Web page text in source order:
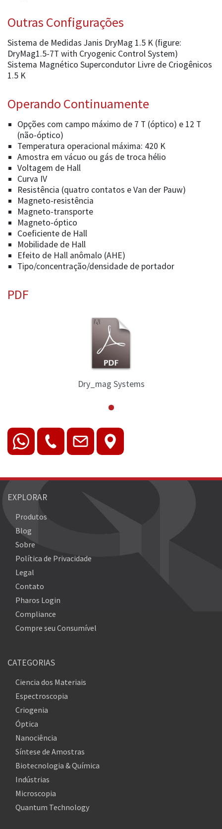
Outras Configurações
Sistema de Medidas Janis DryMag 1.5 K (figure:
DryMag1.5-7T with Cryogenic Control System)
Sistema Magnético Supercondutor Livre de Criogênicos
1.5 K
Operando Continuamente
Opções com campo máximo de 7 T (óptico) e 12 T
(não-óptico)
Temperatura operacional máxima: 420 K
Amostra em vácuo ou gás de troca hélio
Voltagem de Hall
Curva IV
Resistência (quatro contatos e Van der Pauw)
Magneto-resistência
Magneto-transporte
Magneto-óptico
Coeficiente de Hall
Mobilidade de Hall
Efeito de Hall anômalo (AHE)
Tipo/concentração/densidade de portador
PDF
Dry_mag Systems
EXPLORAR
Produtos
Blog
Sobre
Política de Privacidade
Legal
Contato
Pharos Login
Compliance
Compre seu Consumível
CATEGORIAS
Ciencia dos Materiais
Espectroscopia
Criogenia
Óptica
Nanociência
Síntese de Amostras
Biotecnologia & Química
Indústrias
Microscopia
Quantum Technology